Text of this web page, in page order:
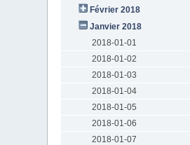
Février 2018
Janvier 2018
2018-01-01
2018-01-02
2018-01-03
2018-01-04
2018-01-05
2018-01-06
2018-01-07